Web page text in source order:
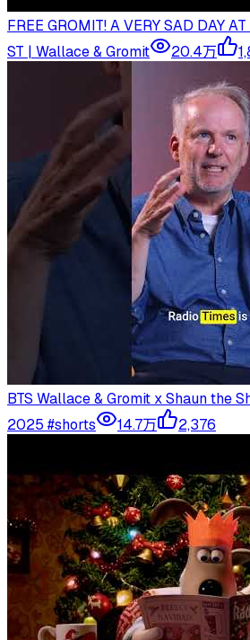
FREE GROMIT! A VERY SAD DAY
ST | Wallace & Gromit
20.4万
BTS Wallace & Gromit x Shaun the
2025 #shorts
14.7万 2,376